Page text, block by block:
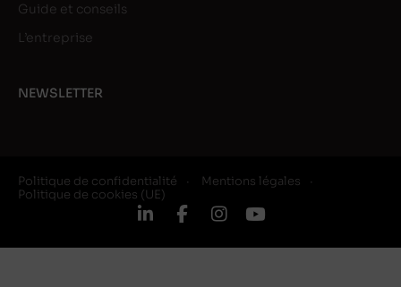
Guide et conseils
L’entreprise
NEWSLETTER
Politique de confidentialité
Mentions légales
Politique de cookies (UE)